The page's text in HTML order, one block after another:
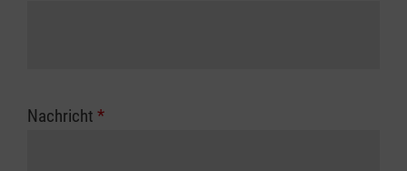
Nachricht *